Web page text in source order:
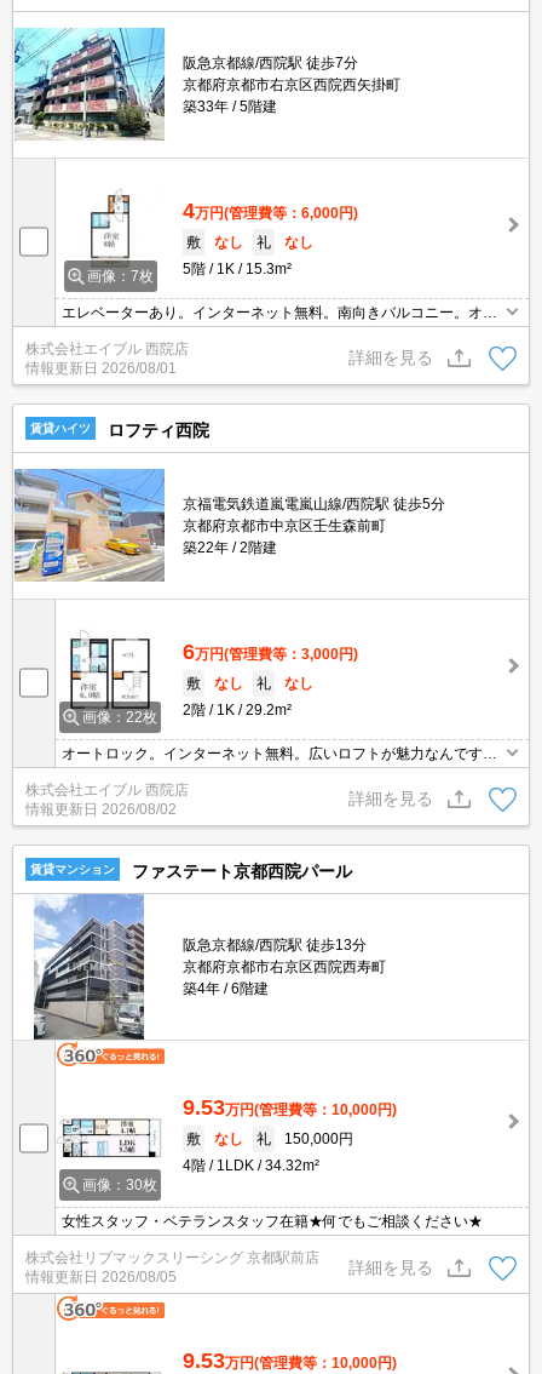
阪急京都線/西院駅 徒歩7分
京都府京都市右京区西院西矢掛町
築33年
5階建
画像：7枚
4万円(管理費等：6,000円)
敷
なし 礼
なし
5階
1K 15.3m²
エレベーターあり。インターネット無料。南向きバルコニー。オー
トロック。最上階。
株式会社エイブル 西院店
情報更新日 2026/08/01
詳細を見る
賃貸ハイツ ロフティ西院
京福電気鉄道嵐電嵐山線/西院駅 徒歩5分
京都府京都市中京区壬生森前町
築22年
2階建
画像：22枚
6万円(管理費等：3,000円)
敷
なし 礼
なし
2階
1K 29.2m²
オートロック。インターネット無料。広いロフトが魅力なんです。
敷金・礼金なし。オートロックではじめての一人暮らしも安心でし
ょ。退去時清掃費33,000円。
株式会社エイブル 西院店
情報更新日 2026/08/02
詳細を見る
賃貸マンション ファステート京都西院パール
阪急京都線/西院駅 徒歩13分
京都府京都市右京区西院西寿町
築4年
6階建
画像：30枚
9.53万円(管理費等：10,000円)
敷
なし 礼
150,000円
4階
1LDK 34.32m²
女性スタッフ・ベテランスタッフ在籍★何でもご相談ください★
株式会社リブマックスリーシング 京都駅前店
情報更新日 2026/08/05
詳細を見る
9.53万円(管理費等：10,000円)